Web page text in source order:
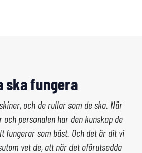
ska fungera
och de rullar som de ska. När
personalen har den kunskap de
fungerar som bäst. Och det är dit vi
vet de, att när det oförutsedda